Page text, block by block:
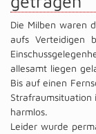
Die Milben waren
aufs Verteidigen
allesamt liegen
Bis auf einen
Strafraumsituation
harmlos.
Leider wurde